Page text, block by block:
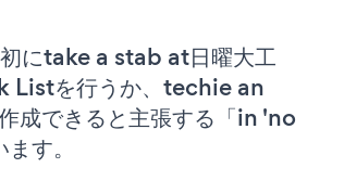
にtake a stab at日曜大工
Listを行うか、techie an
成できると主張する「in 'no
す。